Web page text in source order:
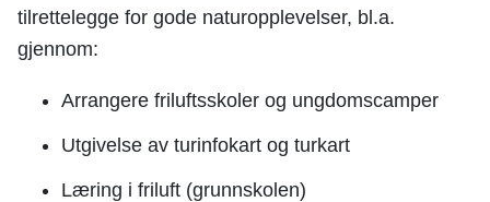
tilrettelegge for gode naturopplevelser, bl.a.
gjennom:
Arrangere friluftsskoler og ungdomscamper
Utgivelse av turinfokart og turkart
Læring i friluft (grunnskolen)